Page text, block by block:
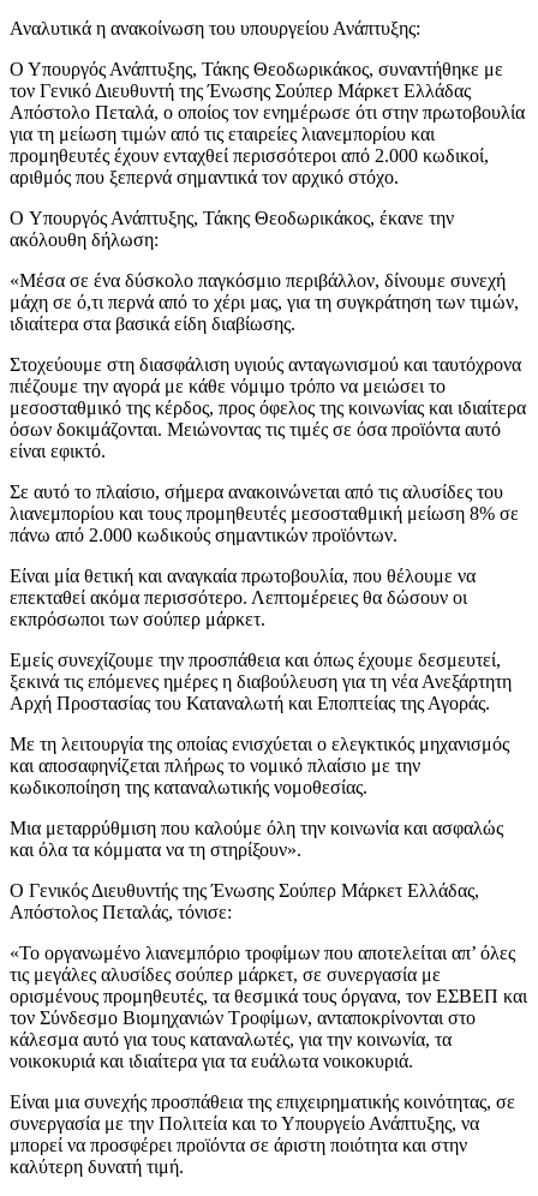
Αναλυτικά η ανακοίνωση του υπουργείου Ανάπτυξης:
Ο Υπουργός Ανάπτυξης, Τάκης Θεοδωρικάκος, συναντήθηκε με
τον Γενικό Διευθυντή της Ένωσης Σούπερ Μάρκετ Ελλάδας
Απόστολο Πεταλά, ο οποίος τον ενημέρωσε ότι στην πρωτοβουλία
για τη μείωση τιμών από τις εταιρείες λιανεμπορίου και
προμηθευτές έχουν ενταχθεί περισσότεροι από 2.000 κωδικοί,
αριθμός που ξεπερνά σημαντικά τον αρχικό στόχο.
O Υπουργός Ανάπτυξης, Τάκης Θεοδωρικάκος, έκανε την
ακόλουθη δήλωση:
«Μέσα σε ένα δύσκολο παγκόσμιο περιβάλλον, δίνουμε συνεχή
μάχη σε ό,τι περνά από το χέρι μας, για τη συγκράτηση των τιμών,
ιδιαίτερα στα βασικά είδη διαβίωσης.
Στοχεύουμε στη διασφάλιση υγιούς ανταγωνισμού και ταυτόχρονα
πιέζουμε την αγορά με κάθε νόμιμο τρόπο να μειώσει το
μεσοσταθμικό της κέρδος, προς όφελος της κοινωνίας και ιδιαίτερα
όσων δοκιμάζονται. Μειώνοντας τις τιμές σε όσα προϊόντα αυτό
είναι εφικτό.
Σε αυτό το πλαίσιο, σήμερα ανακοινώνεται από τις αλυσίδες του
λιανεμπορίου και τους προμηθευτές μεσοσταθμική μείωση 8% σε
πάνω από 2.000 κωδικούς σημαντικών προϊόντων.
Είναι μία θετική και αναγκαία πρωτοβουλία, που θέλουμε να
επεκταθεί ακόμα περισσότερο. Λεπτομέρειες θα δώσουν οι
εκπρόσωποι των σούπερ μάρκετ.
Εμείς συνεχίζουμε την προσπάθεια και όπως έχουμε δεσμευτεί,
ξεκινά τις επόμενες ημέρες η διαβούλευση για τη νέα Ανεξάρτητη
Αρχή Προστασίας του Καταναλωτή και Εποπτείας της Αγοράς.
Με τη λειτουργία της οποίας ενισχύεται ο ελεγκτικός μηχανισμός
και αποσαφηνίζεται πλήρως το νομικό πλαίσιο με την
κωδικοποίηση της καταναλωτικής νομοθεσίας.
Μια μεταρρύθμιση που καλούμε όλη την κοινωνία και ασφαλώς
και όλα τα κόμματα να τη στηρίξουν».
O Γενικός Διευθυντής της Ένωσης Σούπερ Μάρκετ Ελλάδας,
Απόστολος Πεταλάς, τόνισε:
«Το οργανωμένο λιανεμπόριο τροφίμων που αποτελείται απ’ όλες
τις μεγάλες αλυσίδες σούπερ μάρκετ, σε συνεργασία με
ορισμένους προμηθευτές, τα θεσμικά τους όργανα, τον ΕΣΒΕΠ και
τον Σύνδεσμο Βιομηχανιών Τροφίμων, ανταποκρίνονται στο
κάλεσμα αυτό για τους καταναλωτές, για την κοινωνία, τα
νοικοκυριά και ιδιαίτερα για τα ευάλωτα νοικοκυριά.
Είναι μια συνεχής προσπάθεια της επιχειρηματικής κοινότητας, σε
συνεργασία με την Πολιτεία και το Υπουργείο Ανάπτυξης, να
μπορεί να προσφέρει προϊόντα σε άριστη ποιότητα και στην
καλύτερη δυνατή τιμή.